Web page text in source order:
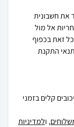
את חשבונית
אל מול
כל זאת בכפוף
תנאי התקנת
קלים בזמני
, ולמדיניות